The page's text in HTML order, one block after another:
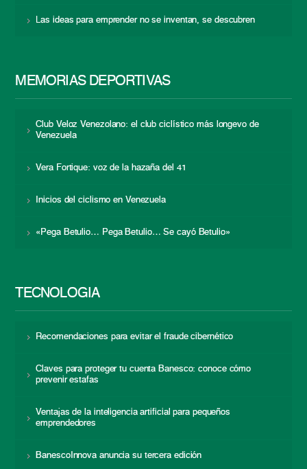
Las ideas para emprender no se inventan, se descubren
MEMORIAS DEPORTIVAS
Club Veloz Venezolano: el club ciclístico más longevo de
Venezuela
Vera Fortique: voz de la hazaña del 41
Inicios del ciclismo en Venezuela
«Pega Betulio… Pega Betulio… Se cayó Betulio»
TECNOLOGÍA
Recomendaciones para evitar el fraude cibernético
Claves para proteger tu cuenta Banesco: conoce cómo
prevenir estafas
Ventajas de la inteligencia artificial para pequeños
emprendedores
BanescoInnova anuncia su tercera edición